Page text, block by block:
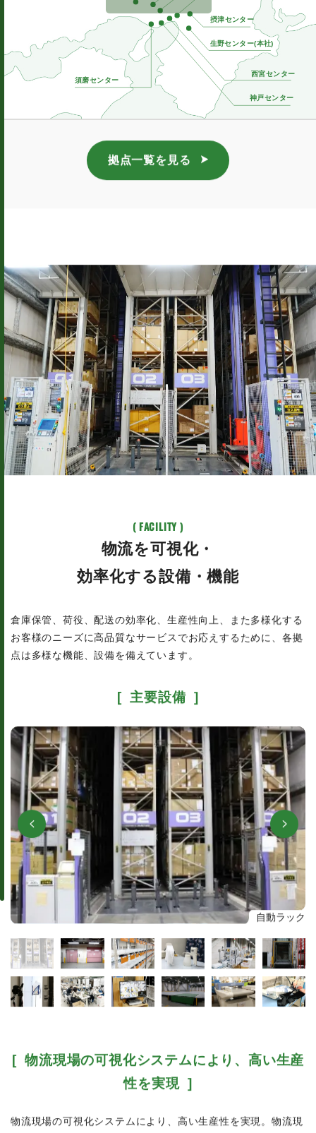
須磨センター
MAKE A GOOD LOGI 尼崎
摂津センター
生野センター(本社)
西宮センター
神戸センター
スクロールできます
拠点一覧を見る
( FACILITY )
物流を可視化・
倉庫保管、荷役、配送の効率化、生産性向上、また多様化する
お客様のニーズに高品質なサービスでお応えするために、各拠
アイロン
自動ラック
[ 物流現場の可視化システムにより、高い生産